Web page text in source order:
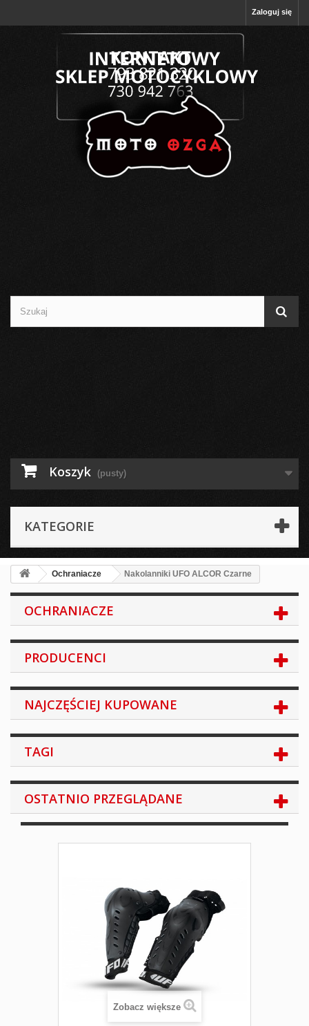
Zaloguj się
Koszyk (pusty)
KATEGORIE
Ochraniacze Nakolanniki UFO ALCOR Czarne
OCHRANIACZE
PRODUCENCI
NAJCZĘŚCIEJ KUPOWANE
TAGI
OSTATNIO PRZEGLĄDANE
Zobacz większe